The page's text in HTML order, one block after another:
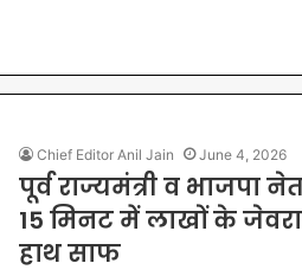
Chief Editor Anil Jain June 4, 2026
पूर्व राज्यमंत्री व भाजपा
15 मिनट में लाखों के
हाथ साफ